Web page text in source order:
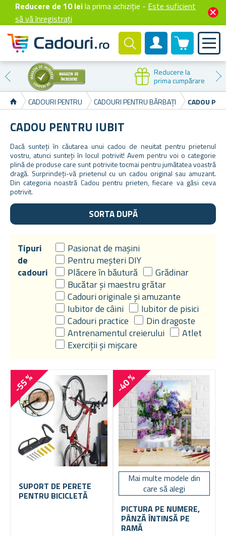
Reducere de 10 leila prima achiziție - Este suficient
să vă înregistrați
Cont client
0 produselor
Reducere la
prima cumpărare
CADOURI PENTRU CADOURI PENTRU BĂRBAȚI CADOU
CADOU PENTRU IUBIT
Dacă sunteți în căutarea unui cadou de neuitat pentru prietenul
vostru, atunci sunteți în locul potrivit! Avem pentru voi o categorie
plină de produse care sunt potrivite tocmai pentru jumătatea voastră
dragă. Surprindeți-vă prietenul cu un cadou original sau amuzant.
Din categoria noastră Cadou pentru prieten, fiecare va găsi ceva
potrivit.
SORTA DUPĂ
Tipuri
de
cadouri
Pasionat de mașini
Pentru meșteri DIY
Plăcere în băutură
Grădinar
Bucătar și maestru grătar
Cadouri originale și amuzante
Iubitor de câini
Iubitor de pisici
Cadouri practice
Din dragoste
Antrenamentul creierului
Atlet
Exerciții și mișcare
-55 %
SUPORT DE PERETE
PENTRU BICICLETĂ
-40 %
Mai multe modele din
care să alegi
PICTURA PE NUMERE,
PÂNZĂ ÎNTINSĂ PE
RAMĂ